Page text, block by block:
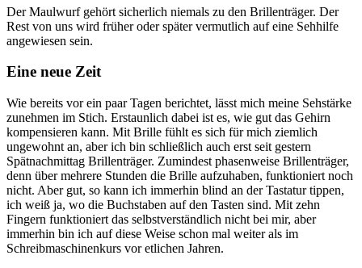
Der Maulwurf gehört sicherlich niemals zu den Brillenträger. Der
Rest von uns wird früher oder später vermutlich auf eine Sehhilfe
angewiesen sein.
Eine neue Zeit
Wie bereits vor ein paar Tagen berichtet, lässt mich meine Sehstärke
zunehmen im Stich. Erstaunlich dabei ist es, wie gut das Gehirn
kompensieren kann. Mit Brille fühlt es sich für mich ziemlich
ungewohnt an, aber ich bin schließlich auch erst seit gestern
Spätnachmittag Brillenträger. Zumindest phasenweise Brillenträger,
denn über mehrere Stunden die Brille aufzuhaben, funktioniert noch
nicht. Aber gut, so kann ich immerhin blind an der Tastatur tippen,
ich weiß ja, wo die Buchstaben auf den Tasten sind. Mit zehn
Fingern funktioniert das selbstverständlich nicht bei mir, aber
immerhin bin ich auf diese Weise schon mal weiter als im
Schreibmaschinenkurs vor etlichen Jahren.